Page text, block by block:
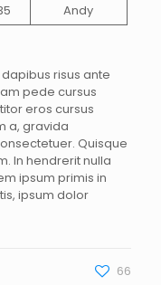
Andy
risus ante
pede cursus
eros cursus
a, gravida
Quisque
In hendrerit nulla
ipsum primis in
ipsum dolor
66